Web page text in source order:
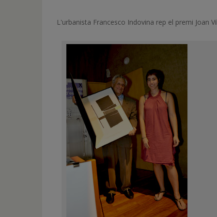
L'urbanista Francesco Indovina rep el premi Joan